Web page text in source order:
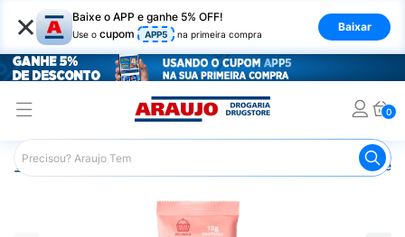
× Baixe o APP e ganhe 5% OFF!
Use o cupom APP5 na primeira compra
Baixar
0
Araujo Nutrição Saudável Barra de